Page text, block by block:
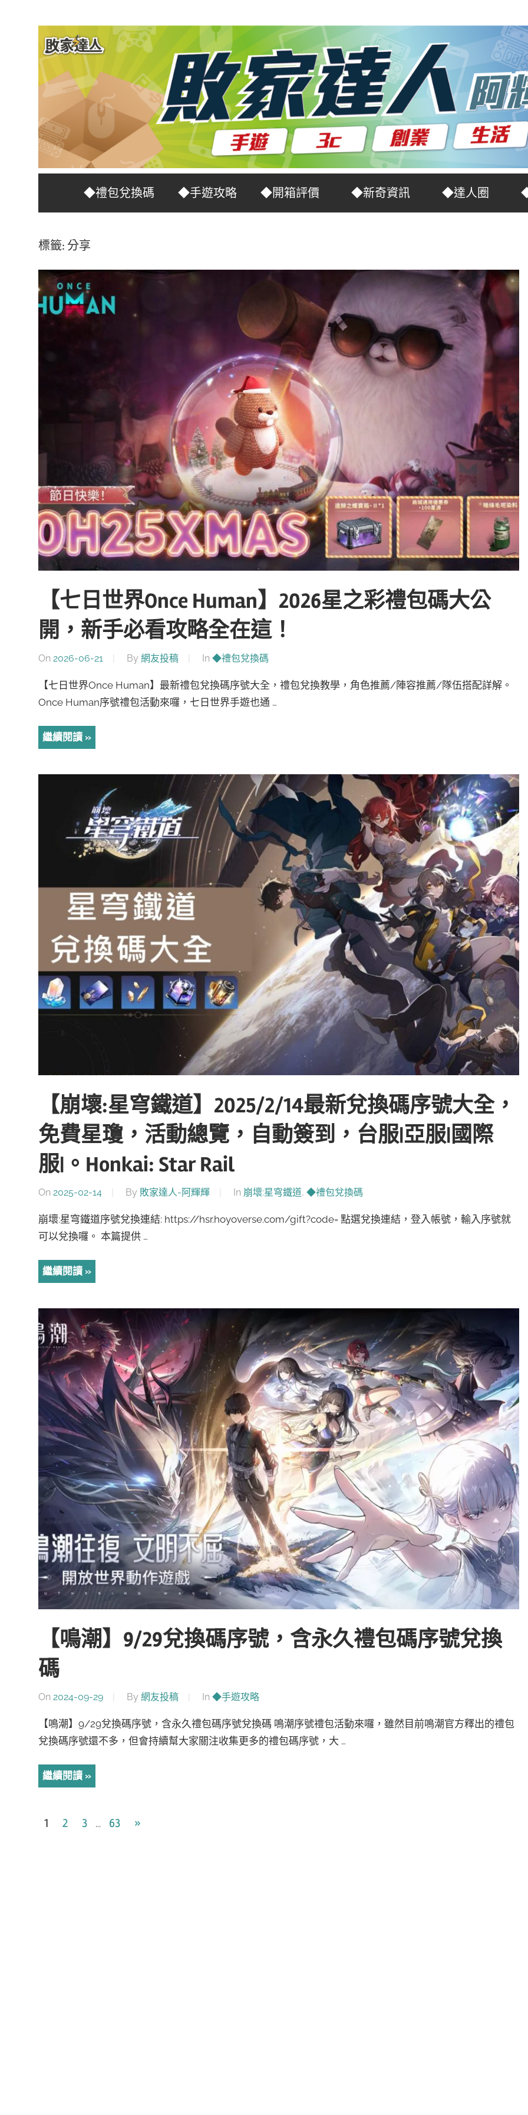
家
達
人
No.1
戲
科
技
自
媒
◆禮包兌換碼 ◆手遊攻略 ◆開箱評價 ◆新奇資訊 ◆達人圈
標籤: 分享
【七日世界Once Human】2026星之彩禮包碼大公
開，新手必看攻略全在這！
On 2026-06-21 By 網友投稿 In ◆禮包兌換碼
【七日世界Once Human】最新禮包兌換碼序號大全，禮包兌換教學，角色推薦/陣容推薦/隊伍搭配詳解。
Once Human序號禮包活動來囉，七日世界手遊也通 …
繼續閱讀
【崩壞:星穹鐵道】2025/2/14最新兌換碼序號大全，
免費星瓊，活動總覽，自動簽到，台服|亞服|國際
服|。Honkai: Star Rail
On 2025-02-14 By 敗家達人-阿輝輝 In 崩壞:星穹鐵道, ◆禮包兌換碼
崩壞:星穹鐵道序號兌換連結: https://hsr.hoyoverse.com/gift?code= 點選兌換連結，登入帳號，輸入序號就
可以兌換囉。 本篇提供 …
繼續閱讀
【鳴潮】9/29兌換碼序號，含永久禮包碼序號兌換
碼
On 2024-09-29 By 網友投稿 In ◆手遊攻略
【鳴潮】9/29兌換碼序號，含永久禮包碼序號兌換碼 鳴潮序號禮包活動來囉，雖然目前鳴潮官方釋出的禮包
兌換碼序號還不多，但會持續幫大家關注收集更多的禮包碼序號，大 …
繼續閱讀
文
1 2 3 ... 63
Next
»